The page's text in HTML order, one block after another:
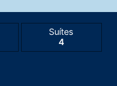
Suítes
4